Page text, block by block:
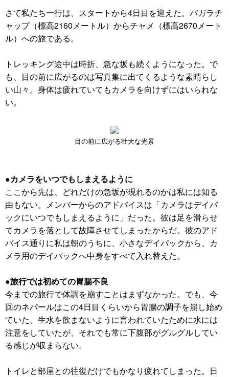
さて私たち一行は、スタートから4日目を迎えた。バガラチ
ャップ（標高2160メートル）からチャメ（標高2670メート
ル）への旅である。
トレッキング途中は時折、急な坂も続くようになった。で
も、目の前に広がるのは写真集に出てくるような素晴らし
い山々。身体は疲れていてもカメラを向けずにはいられな
い。
目の前に広がる壮大な光景
●カメラをいつでもしまえるように
ここから先は、どれだけの急坂が現れるのかは私には知る
由もない。メンバーからのアドバイスは「カメラはデイパ
ックにいつでもしまえるように」だった。彼は足を滑らせ
てカメラを落として故障させてしまったからだ。彼のアド
バイス通りに私は朝のうちに、小さなデイパックから、カ
メラ用のデイパックへ中身をすべて入れ替えた。
●旅行では初めての胃腸不良
今までの旅行で体調を崩すことはまずなかった。でも、今
回のネパールはこの4日目くらいから胃腸の調子を崩し始め
ていた。生水を飲まないように言われていたために水には
注意をしていたが、それでも常に下腹部がグルグルしてい
る感じが収まらない。
トイレと部屋との往復だけでもかなり疲れてしまった。日